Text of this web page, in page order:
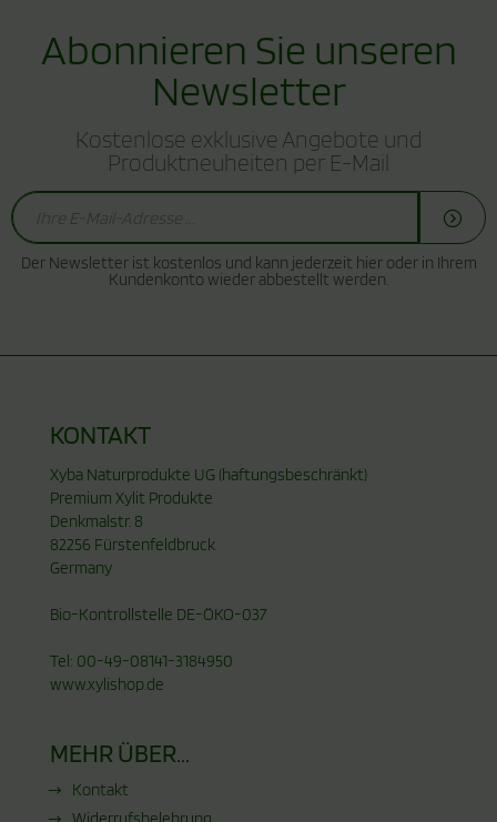
Abonnieren Sie unseren
Newsletter
Kostenlose exklusive Angebote und
Produktneuheiten per E-Mail
Der Newsletter ist kostenlos und kann jederzeit hier oder in Ihrem
Kundenkonto wieder abbestellt werden.
KONTAKT
Xyba Naturprodukte UG (haftungsbeschränkt)
Premium Xylit Produkte
Denkmalstr. 8
82256 Fürstenfeldbruck
Germany
Bio-Kontrollstelle DE-ÖKO-037
Tel: 00-49-08141-3184950
www.xylishop.de
MEHR ÜBER...
Kontakt